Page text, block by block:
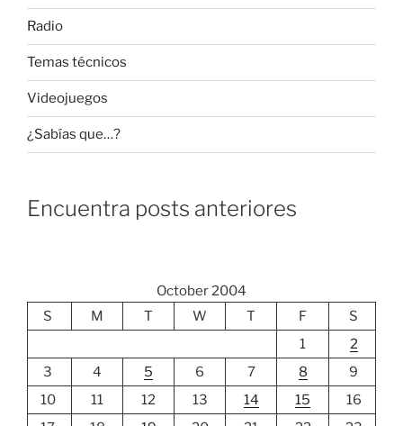
Radio
Temas técnicos
Videojuegos
¿Sabías que…?
Encuentra posts anteriores
October 2004
S
M T W T F
S
1
2
3
4 5 6 7 8
9
10
11 12 13 14 15
16